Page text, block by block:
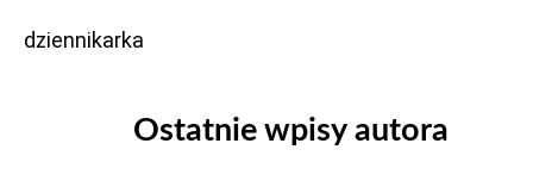
dziennikarka
Ostatnie wpisy autora